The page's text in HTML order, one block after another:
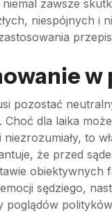
zawsze
niespójnych i
w
pozostać
Choć dla laika
to
że przed
obiektywnych
sędziego,
poglądów